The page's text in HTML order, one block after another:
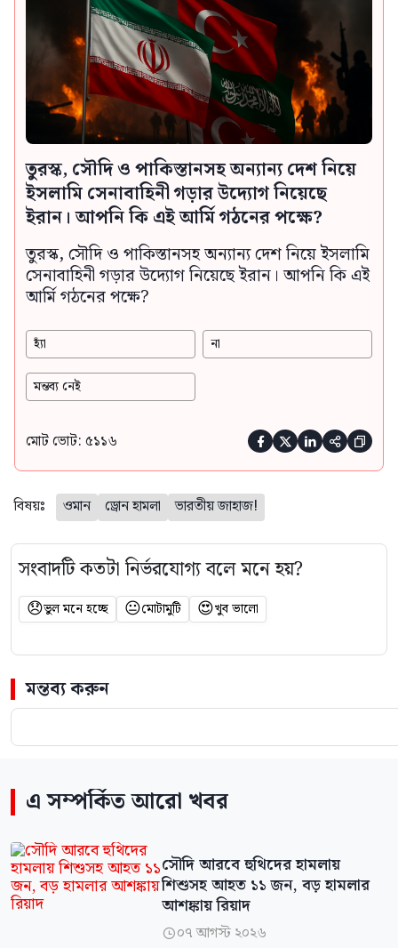
তুরস্ক, সৌদি ও পাকিস্তানসহ অন্যান্য দেশ নিয়ে
ইসলামি সেনাবাহিনী গড়ার উদ্যোগ নিয়েছে
ইরান। আপনি কি এই আর্মি গঠনের পক্ষে?
তুরস্ক, সৌদি ও পাকিস্তানসহ অন্যান্য দেশ নিয়ে ইসলামি
সেনাবাহিনী গড়ার উদ্যোগ নিয়েছে ইরান। আপনি কি এই
আর্মি গঠনের পক্ষে?
হ্যাঁ না
মন্তব্য নেই
মোট ভোট: ৫১১৬     
বিষয়ঃ ওমান ড্রোন হামলা ভারতীয় জাহাজ!
সংবাদটি কতটা নির্ভরযোগ্য বলে মনে হয়?
😞ভুল মনে হচ্ছে 😐মোটামুটি 😍খুব ভালো
মন্তব্য করুন
এ সম্পর্কিত আরো খবর
সৌদি আরবে হুথিদের হামলায়
শিশুসহ আহত ১১ জন, বড় হামলার
আশঙ্কায় রিয়াদ
০৭ আগস্ট ২০২৬